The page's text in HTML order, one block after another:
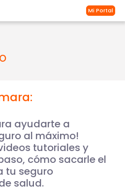
Mi Portal
ayudarte a
al máximo!
tutoriales y
cómo sacarle el
tu seguro
salud.